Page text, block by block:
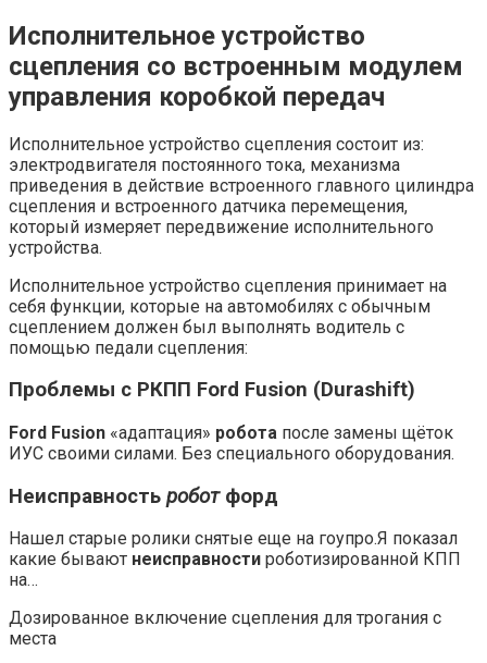
Исполнительное устройство
сцепления со встроенным модулем
управления коробкой передач
Исполнительное устройство сцепления состоит из:
электродвигателя постоянного тока, механизма
приведения в действие встроенного главного цилиндра
сцепления и встроенного датчика перемещения,
который измеряет передвижение исполнительного
устройства.
Исполнительное устройство сцепления принимает на
себя функции, которые на автомобилях с обычным
сцеплением должен был выполнять водитель с
помощью педали сцепления:
Проблемы с РКПП Ford Fusion (Durashift)
Ford Fusion «адаптация» робота после замены щёток
ИУС своими силами. Без специального оборудования.
Неисправность робот форд
Нашел старые ролики снятые еще на гоупро.Я показал
какие бывают неисправности роботизированной КПП
на…
Дозированное включение сцепления для трогания с
места